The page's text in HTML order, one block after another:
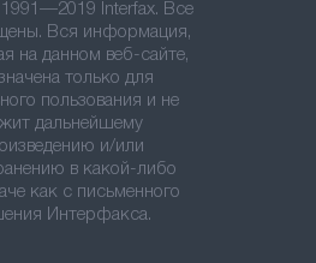
Interfax. Все
Вся информация,
на данном веб-сайте,
только для
пользования и не
дальнейшему
и/или
в какой-либо
как с письменного
Интерфакса.